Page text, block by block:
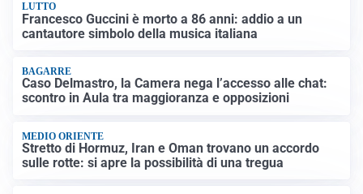
LUTTO
Francesco Guccini è morto a 86 anni: addio a un
cantautore simbolo della musica italiana
BAGARRE
Caso Delmastro, la Camera nega l’accesso alle chat:
scontro in Aula tra maggioranza e opposizioni
MEDIO ORIENTE
Stretto di Hormuz, Iran e Oman trovano un accordo
sulle rotte: si apre la possibilità di una tregua